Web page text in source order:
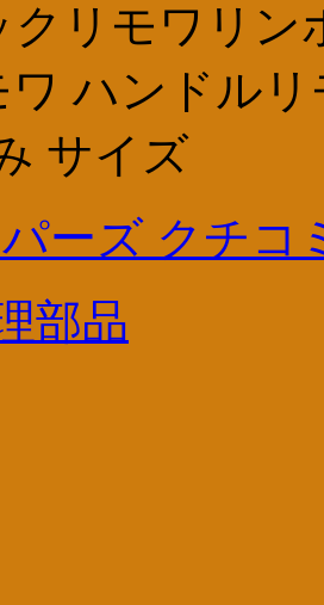
クリモワリン
ワ ハンドル
サイズ
ーズ クチコ
部品